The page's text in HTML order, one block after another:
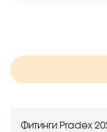
Фитинги Pradex